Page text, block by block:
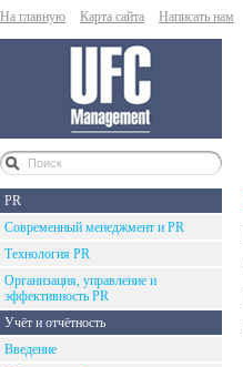
На главную Карта сайта Написать нам
PR
Современный менеджмент и PR
Технология PR
Организация, управление и
эффективность PR
Учёт и отчётность
Введение